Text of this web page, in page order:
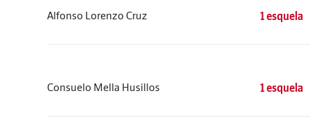
Alfonso Lorenzo Cruz 1 esquela
Consuelo Mella Husillos 1 esquela